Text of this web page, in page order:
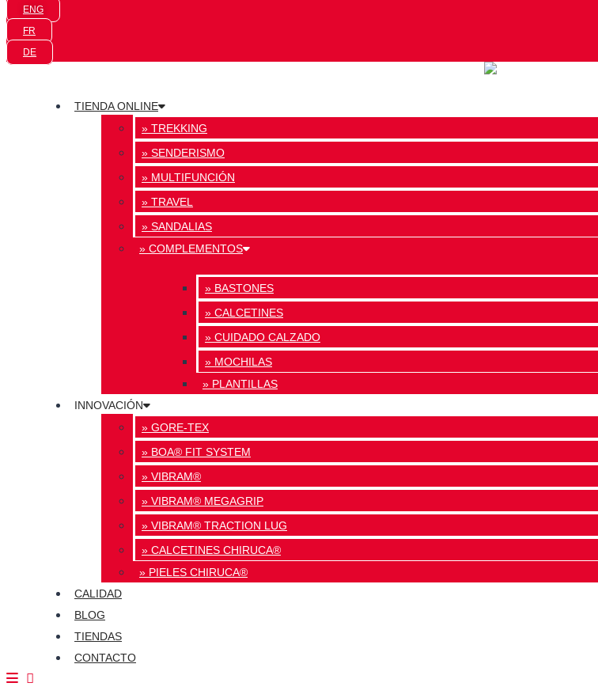
ENG
FR
DE
TIENDA ONLINE
» TREKKING
» SENDERISMO
» MULTIFUNCIÓN
» TRAVEL
» SANDALIAS
» COMPLEMENTOS
» BASTONES
» CALCETINES
» CUIDADO CALZADO
» MOCHILAS
» PLANTILLAS
INNOVACIÓN
» GORE-TEX
» BOA® FIT SYSTEM
» VIBRAM®
» VIBRAM® MEGAGRIP
» VIBRAM® TRACTION LUG
» CALCETINES CHIRUCA®
» PIELES CHIRUCA®
CALIDAD
BLOG
TIENDAS
CONTACTO